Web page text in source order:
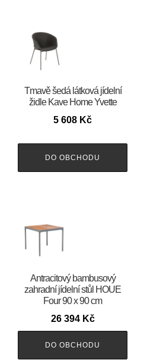
Tmavě šedá látková jídelní
židle Kave Home Yvette
5 608 Kč
DO OBCHODU
Antracitový bambusový
zahradní jídelní stůl HOUE
Four 90 x 90 cm
26 394 Kč
DO OBCHODU